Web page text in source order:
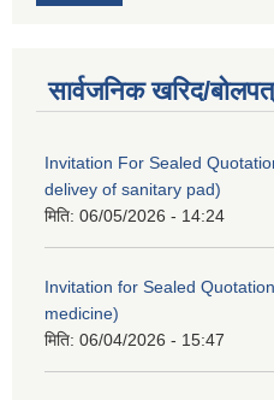
सार्वजनिक खरिद/
Invitation For Sealed
delivey of sanitary pad)
मिति: 06/05/2026 - 14:24
Invitation for Sealed
medicine)
मिति: 06/04/2026 - 15:47